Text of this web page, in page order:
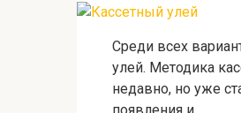
Среди всех
улей. Методика
недавно, но уже